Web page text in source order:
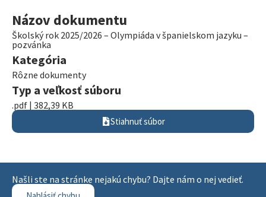
Názov dokumentu
Školský rok 2025/2026 – Olympiáda v španielskom jazyku –
pozvánka
Kategória
Rôzne dokumenty
Typ a veľkosť súboru
.pdf | 382,39 KB
Stiahnuť súbor
Našli ste na stránke nejakú chybu? Dajte nám o nej vedieť.